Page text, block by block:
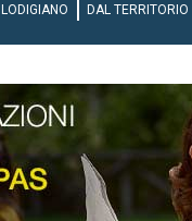
LODIGIANO DAL TERRITORIO